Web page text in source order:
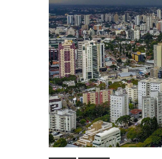
Pressione Enter